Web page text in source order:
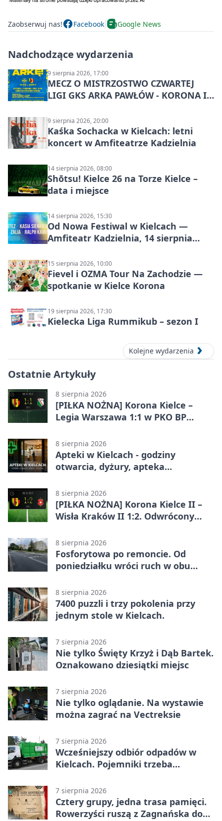
Zaobserwuj nas! Facebook Google News
Nadchodzące wydarzenia
9 sierpnia 2026, 17:00
MECZ O MISTRZOSTWO CZWARTEJ
LIGI GKS ARKA PAWŁÓW - KORONA III
9 sierpnia 2026, 20:00
Kaśka Sochacka w Kielcach: letni
koncert w Amfiteatrze Kadzielnia
14 sierpnia 2026, 08:00
Shōtsu! Kielce 26 na Torze Kielce –
data i miejsce
14 sierpnia 2026, 15:30
Od Nowa Festiwal w Kielcach —
Amfiteatr Kadzielnia, 14 sierpnia
15 sierpnia 2026, 10:00
Fievel i OZMA Tour Na Zachodzie —
spotkanie w Kielce Korona
19 sierpnia 2026, 17:30
Kielecka Liga Rummikub – sezon I
Kolejne wydarzenia
Ostatnie Artykuły
8 sierpnia 2026
[PIŁKA NOŻNA] Korona Kielce –
Legia Warszawa 1:1 w PKO BP
zatrzymali lidera
8 sierpnia 2026
Apteki w Kielcach - godziny
otwarcia, dyżury, apteka
8 sierpnia 2026
[PIŁKA NOŻNA] Korona Kielce II –
Wisła Kraków II 1:2. Odwrócony
(Grupa IV)
8 sierpnia 2026
Fosforytowa po remoncie. Od
poniedziałku wróci ruch w obu
8 sierpnia 2026
7400 puzzli i trzy pokolenia przy
jednym stole w Kielcach.
7 sierpnia 2026
Nie tylko Święty Krzyż i Dąb Bartek.
Oznakowano dziesiątki miejsc
7 sierpnia 2026
Nie tylko oglądanie. Na wystawie
można zagrać na Vectreksie
7 sierpnia 2026
Wcześniejszy odbiór odpadów w
Kielcach. Pojemniki trzeba
7 sierpnia 2026
Cztery grupy, jedna trasa pamięci.
Rowerzyści ruszą z Zagnańska do